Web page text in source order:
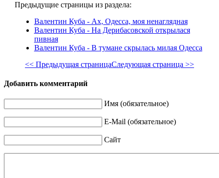
Предыдущие страницы из раздела:
Валентин Куба - Ах, Одесса, моя ненаглядная
Валентин Куба - На Дерибасовской открылася
пивная
Валентин Куба - В тумане скрылась милая Одесса
<< Предыдущая страницаСледующая страница >>
Добавить комментарий
Имя (обязательное)
E-Mail (обязательное)
Сайт